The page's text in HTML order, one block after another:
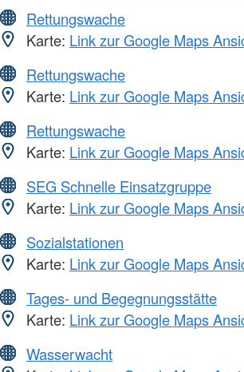
Rettungswache
Karte: Link zur Google Maps
Rettungswache
Karte: Link zur Google Maps
Rettungswache
Karte: Link zur Google Maps
SEG Schnelle Einsatzgruppe
Karte: Link zur Google Maps
Sozialstationen
Karte: Link zur Google Maps
Tages- und Begegnungsstätte
Karte: Link zur Google Maps
Wasserwacht